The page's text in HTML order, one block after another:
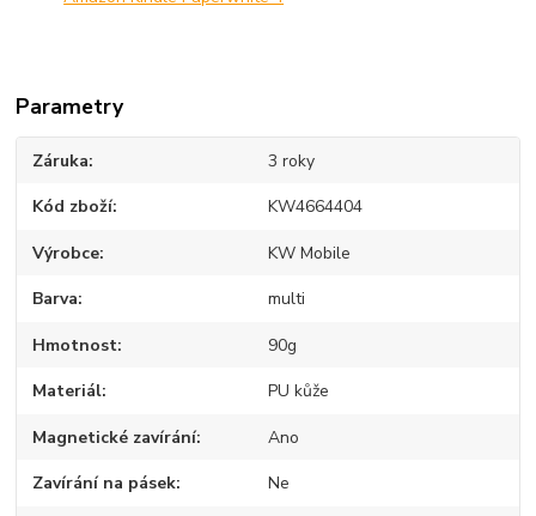
Parametry
Záruka 3 roky
Kód zboží KW4664404
Výrobce KW Mobile
Barva multi
Hmotnost 90g
Materiál PU kůže
Magnetické zavírání Ano
Zavírání na pásek Ne